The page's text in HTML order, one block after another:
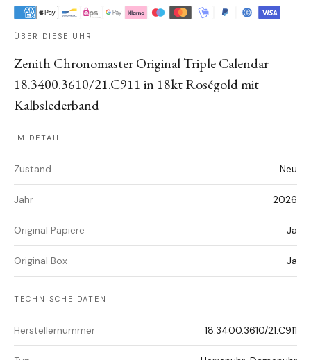
ÜBER DIESE UHR
Zenith Chronomaster Original Triple Calendar
18.3400.3610/21.C911 in 18kt Roségold mit
Kalbslederband
IM DETAIL
Zustand Neu
Jahr 2026
Original Papiere Ja
Original Box Ja
TECHNISCHE DATEN
Herstellernummer 18.3400.3610/21.C911